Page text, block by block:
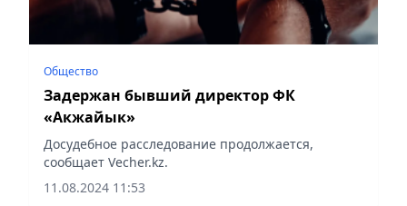
Общество
Задержан бывший директор ФК
«Акжайык»
Досудебное расследование продолжается,
сообщает Vecher.kz.
11.08.2024 11:53